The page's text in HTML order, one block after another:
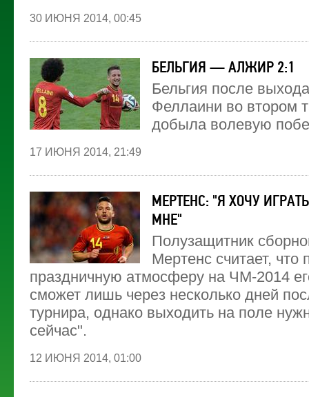
30 ИЮНЯ 2014, 00:45
БЕЛЬГИЯ — АЛЖИР 2:1
Бельгия после
Феллаини во втором
добыла волевую
17 ИЮНЯ 2014, 21:49
МЕРТЕНС: "Я ХОЧУ
МНЕ"
Полузащитник
Мертенс считает, что
праздничную атмосферу на ЧМ-2014
сможет лишь через несколько дней
турнира, однако выходить на поле
сейчас".
12 ИЮНЯ 2014, 01:00